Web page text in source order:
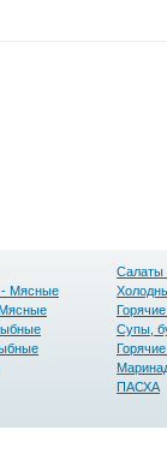
Салаты
- Мясные
Мясные
Супы,
ПАСХА